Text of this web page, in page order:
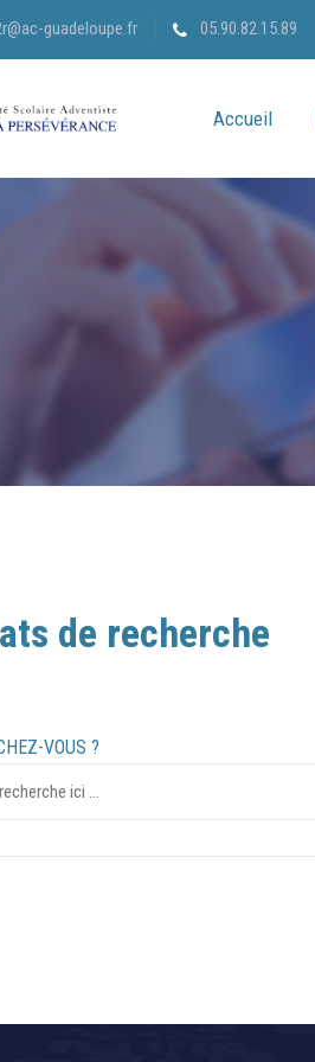
guadeloupe.fr 05.90.82.15.89
Accueil
de recherche
VOUS ?